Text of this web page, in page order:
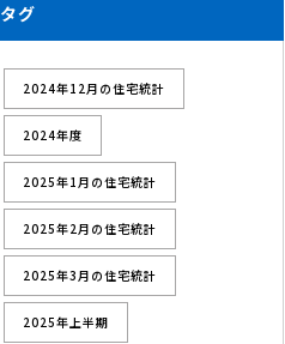
タグ
2024年12月の住宅統計
2024年度
2025年1月の住宅統計
2025年2月の住宅統計
2025年3月の住宅統計
2025年上半期